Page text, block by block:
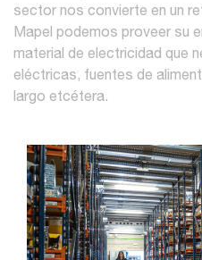
sector nos convierte en un
Mapel podemos proveer su
material de electricidad que
eléctricas, fuentes de
largo etcétera.